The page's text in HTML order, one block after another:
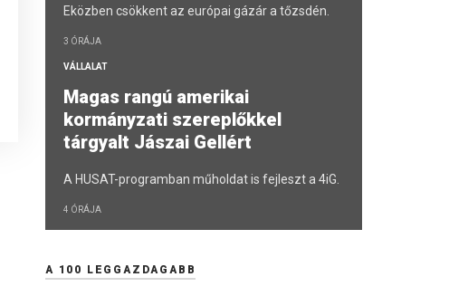
Eközben csökkent az európai gázár a tőzsdén.
3 ÓRÁJA
VÁLLALAT
Magas rangú amerikai
kormányzati szereplőkkel
tárgyalt Jászai Gellért
A HUSAT-programban műholdat is fejleszt a 4iG.
4 ÓRÁJA
A 100 LEGGAZDAGABB